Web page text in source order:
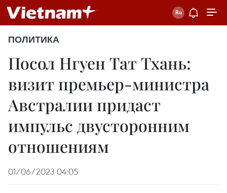
ПОЛИТИКА
Посол Нгуен Тат Тхань:
визит премьер-министра
Австралии придаст
импульс двусторонним
отношениям
01/06/2023 04:05